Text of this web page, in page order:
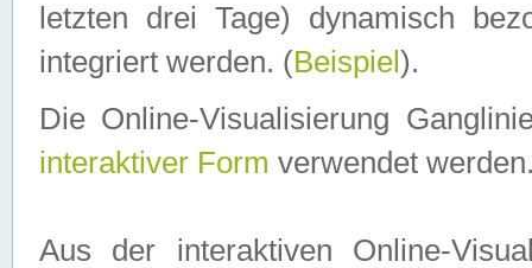
letzten drei Tage) dynamisch
integriert werden. (Beispiel ).
Die Online-Visualisierung
interaktiver Form verwendet
Aus der interaktiven Online-